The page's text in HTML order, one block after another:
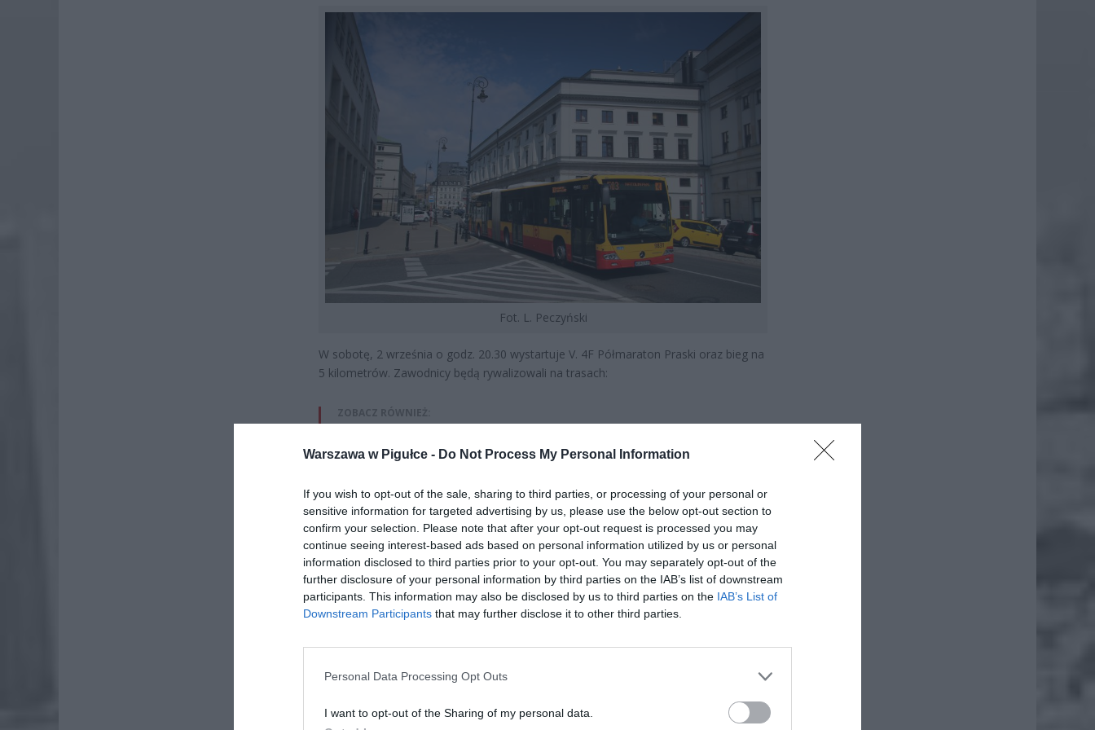
Warszawa w Pigułce - Do Not Process My Personal Information
If you wish to opt-out of the sale, sharing to third parties, or processing of your personal or
sensitive information for targeted advertising by us, please use the below opt-out section to
confirm your selection. Please note that after your opt-out request is processed you may
continue seeing interest-based ads based on personal information utilized by us or personal
information disclosed to third parties prior to your opt-out. You may separately opt-out of the
further disclosure of your personal information by third parties on the IAB’s list of downstream
participants. This information may also be disclosed by us to third parties on the IAB’s List of
Downstream Participants that may further disclose it to other third parties.
Personal Data Processing Opt Outs
I want to opt-out of the Sharing of my personal data.
Fot. L. Peczyński
W sobotę, 2 września o godz. 20.30 wystartuje V. 4F Półmaraton Praski oraz bieg na
5 kilometrów. Zawodnicy będą rywalizowali na trasach:
ZOBACZ RÓWNIEŻ:
rodziców dzieci do 3. roku życia
ZUS podniesie próg 500 plus dla seniorów. Policzyliśmy, ile może
wynieść wypłata przy emeryturze od 2200 do 2700 zł
7 sierpnia 2026 19:14
ad